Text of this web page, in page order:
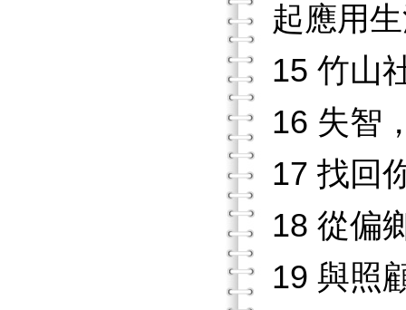
起應用
15 竹山
16 失智
17 找回
18 從偏
19 與照